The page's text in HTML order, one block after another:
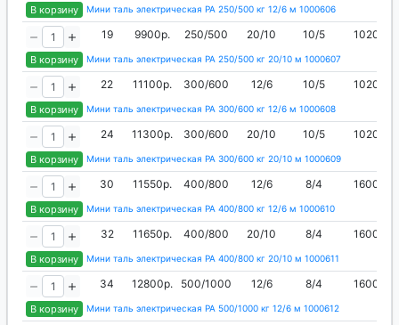
В корзину Мини таль электрическая РА 250/500 кг 12/6 м 1000606
В корзину
19 9900р. 250/500 20/10 10/5 1020
Мини таль электрическая РА 250/500 кг 20/10 м 1000607
В корзину
22 11100р. 300/600 12/6 10/5 1020
Мини таль электрическая РА 300/600 кг 12/6 м 1000608
В корзину
24 11300р. 300/600 20/10 10/5 1020
Мини таль электрическая РА 300/600 кг 20/10 м 1000609
В корзину
30 11550р. 400/800 12/6 8/4 1600
Мини таль электрическая РА 400/800 кг 12/6 м 1000610
В корзину
32 11650р. 400/800 20/10 8/4 1600
Мини таль электрическая РА 400/800 кг 20/10 м 1000611
В корзину
34 12800р. 500/1000 12/6 8/4 1600
Мини таль электрическая РА 500/1000 кг 12/6 м 1000612